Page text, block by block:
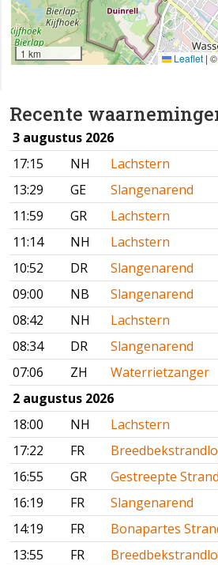
Recente
3 augustus 2026
17:15
NH
Lachstern
13:29
GE
Slangenarend
11:59
GR
Lachstern
11:14
NH
Lachstern
10:52
DR
Slangenarend
09:00
NB
Slangenarend
08:42
NH
Lachstern
08:34
DR
Slangenarend
07:06
ZH
Waterrietzanger
2 augustus 2026
18:00
NH
Lachstern
17:22
FR
16:55
GR
Gestreepte
16:19
FR
Slangenarend
14:19
FR
Bonapartes
13:55
FR
1 km Leaflet |©